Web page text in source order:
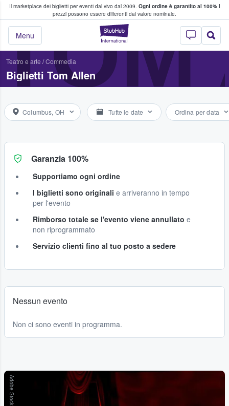
Il marketplace dei biglietti per eventi dal vivo dal 2009. Ogni ordine è garantito al 100%I
prezzi possono essere differenti dal valore nominale.
StubHub - Dove
Menu
fan comprano e vendono biglietti
Teatro e arte /Commedia
Biglietti Tom Allen
Columbus, OH Tutte le date Ordina per data
Garanzia 100%
Supportiamo ogni ordine
I biglietti sono originali e arriveranno in tempo
per l'evento
Rimborso totale se l'evento viene annullato e
non riprogrammato
Servizio clienti fino al tuo posto a sedere
Nessun evento
Non ci sono eventi in programma.
Adobe Stock